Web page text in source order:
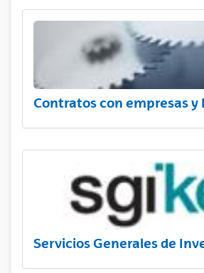
Contratos con empresas y
Servicios Generales de